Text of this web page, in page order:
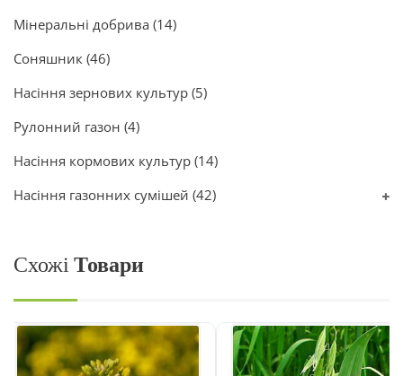
Мінеральні добрива (14)
Соняшник (46)
Насіння зернових культур (5)
Рулонний газон (4)
Насіння кормових культур (14)
Насіння газонних сумішей (42)
Схожі Товари